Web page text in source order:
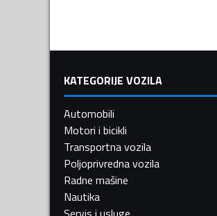
KATEGORIJE VOZILA
Automobili
Motori i bicikli
Transportna vozila
Poljoprivredna vozila
Radne mašine
Nautika